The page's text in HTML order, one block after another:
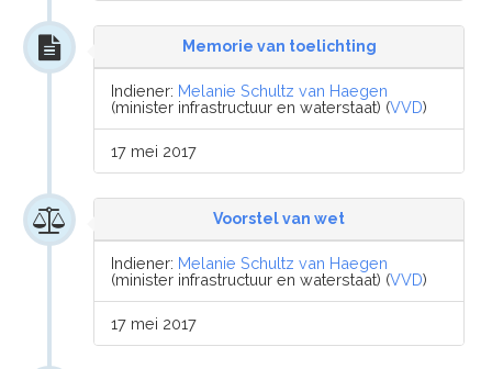
Memorie van toelichting
Indiener: Melanie Schultz van Haegen
(minister infrastructuur en waterstaat) (VVD)
17 mei 2017
Voorstel van wet
Indiener: Melanie Schultz van Haegen
(minister infrastructuur en waterstaat) (VVD)
17 mei 2017